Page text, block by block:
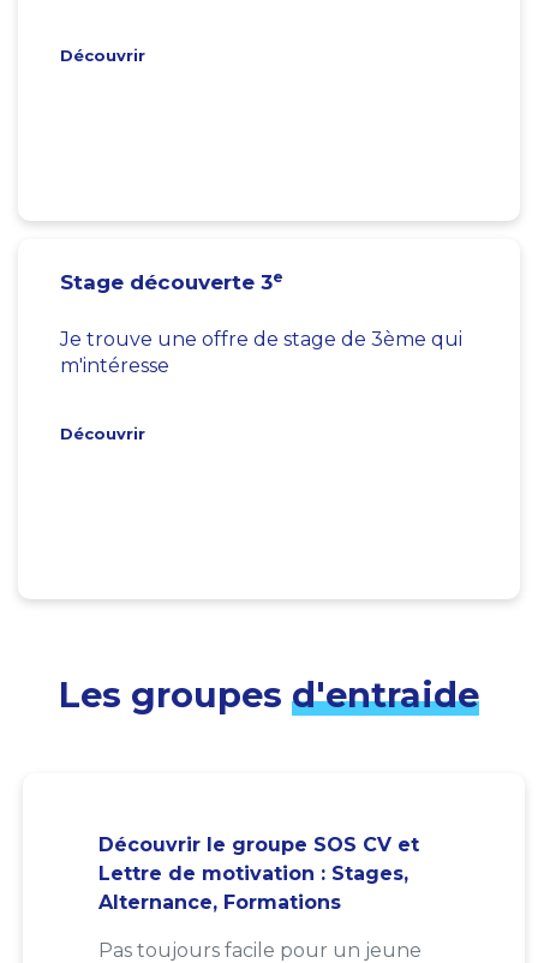
Découvrir
Stage découverte 3e
Je trouve une offre de stage de 3ème qui
m'intéresse
Découvrir
Les groupes d'entraide
Découvrir le groupe SOS CV et
Lettre de motivation : Stages,
Alternance, Formations
Pas toujours facile pour un jeune